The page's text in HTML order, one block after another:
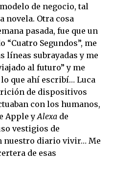
de negocio, tal
novela. Otra cosa
pasada, fue que un
“Cuatro Segundos”, me
líneas subrayadas y me
al futuro” y me
que ahí escribí… Luca
de dispositivos
con los humanos,
Apple yAlexa de
vestigios de
diario vivir… Me
de esas